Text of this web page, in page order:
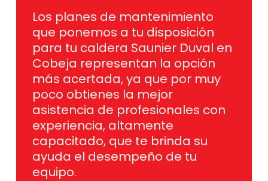
Los planes de mantenimiento
que ponemos a tu disposición
para tu caldera Saunier Duval en
Cobeja representan la opción
más acertada, ya que por muy
poco obtienes la mejor
asistencia de profesionales con
experiencia, altamente
capacitado, que te brinda su
ayuda el desempeño de tu
equipo.